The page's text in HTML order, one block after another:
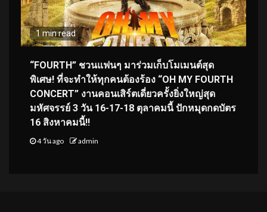
1 min read
“FOURTH” ชวนแฟนๆ มาร่วมเก็บโมเมนต์สุด
พิเศษ! ที่จะทำให้ทุกคนต้องร้อง “OH MY FOURTH
CONCERT” งานคอนเสิร์ตเดี่ยวครั้งยิ่งใหญ่สุด
มหัศจรรย์ 3 วัน 16-17-18 ตุลาคมนี้ ปักหมุดกดบัตร
16 สิงหาคมนี้!!
4 วัน ago admin